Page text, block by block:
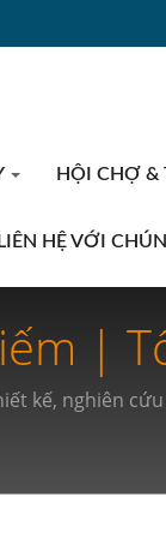
HỘI CHỢ &
LIÊN HỆ VỚI
|
Độ
kế, nghiên